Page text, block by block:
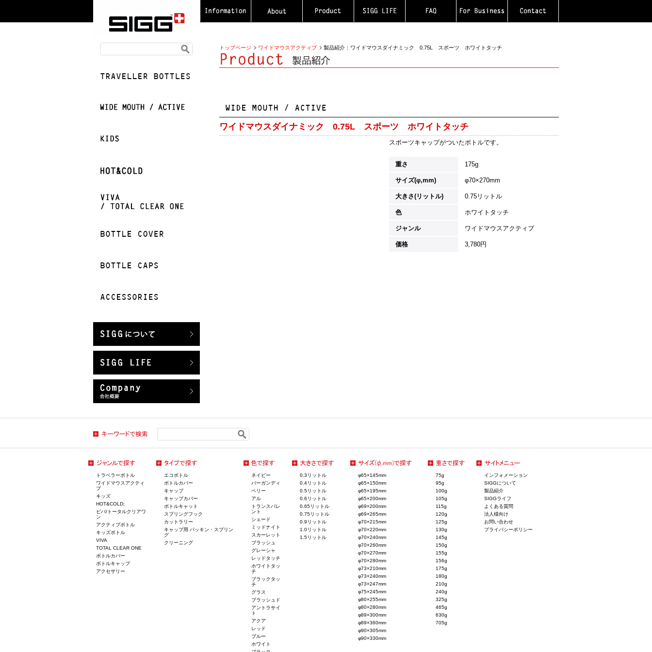
トップページ ワイドマウスアクティブ 製品紹介：ワイドマウスダイナミック 0.75L スポーツ ホワイトタッチ
ワイドマウスダイナミック 0.75L スポーツ ホワイトタッチ
スポーツキャップがついたボトルです。
重さ 175g
サイズ(φ,mm) φ70×270mm
大きさ(リットル) 0.75リットル
色 ホワイトタッチ
ジャンル ワイドマウスアクティブ
価格 3,780円
トラベラーボトル
ワイドマウスアクティ
ブ
キッズ
HOT&COLD;
ビバ/トータルクリアワ
ン
アクティブボトル
キッズボトル
VIVA
TOTAL CLEAR ONE
ボトルカバー
ボトルキャップ
アクセサリー
エコボトル
ボトルカバー
キャップ
キャップカバー
ボトルキャット
スプリングフック
カットラリー
キャップ用 パッキン・スプリン
グ
クリーニング
ネイビー
バーガンディ
ベリー
アル
トランスパレ
ント
シェード
ミッドナイト
スカーレット
ブラッシュ
グレーシャ
レッドタッチ
ホワイトタッ
チ
ブラックタッ
チ
グラス
ブラッシュド
アントラサイ
ト
アクア
レッド
ブルー
ホワイト
0.3リットル
0.4リットル
0.5リットル
0.6リットル
0.65リットル
0.75リットル
0.9リットル
1.0リットル
1.5リットル
φ65×145mm
φ65×150mm
φ65×195mm
φ65×200mm
φ69×200mm
φ69×265mm
φ70×215mm
φ70×220mm
φ70×240mm
φ70×260mm
φ70×270mm
φ70×280mm
φ73×210mm
φ73×240mm
φ73×247mm
φ75×245mm
φ80×255mm
φ80×280mm
φ89×300mm
φ89×360mm
φ90×305mm
φ90×330mm
75g
95g
100g
105g
115g
120g
125g
130g
145g
150g
155g
156g
175g
180g
210g
240g
325g
465g
630g
705g
インフォメーション
SIGGについて
製品紹介
SIGGライフ
よくある質問
法人様向け
お問い合わせ
プライバシーポリシー